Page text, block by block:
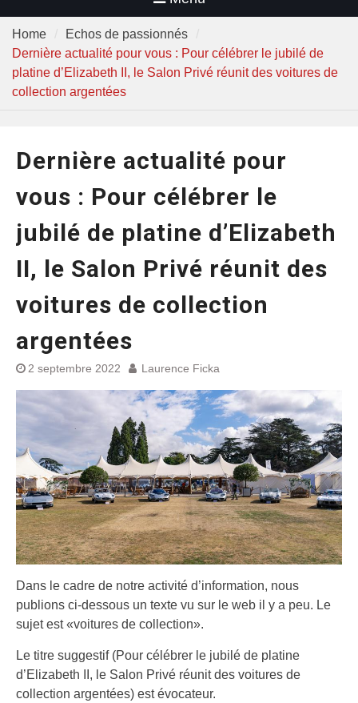
Home
Echos de passionnés
Dernière actualité pour vous : Pour célébrer le jubilé de
platine d’Elizabeth II, le Salon Privé réunit des voitures de
collection argentées
Dernière actualité pour
vous : Pour célébrer le
jubilé de platine d’Elizabeth
II, le Salon Privé réunit des
voitures de collection
argentées
2 septembre 2022 Laurence Ficka
Dans le cadre de notre activité d’information, nous
publions ci-dessous un texte vu sur le web il y a peu. Le
sujet est «voitures de collection».
Le titre suggestif (Pour célébrer le jubilé de platine
d’Elizabeth II, le Salon Privé réunit des voitures de
collection argentées) est évocateur.